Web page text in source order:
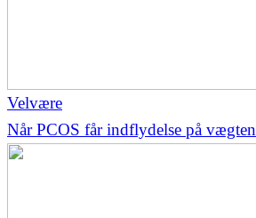
Velvære
Når PCOS får indflydelse på vægten